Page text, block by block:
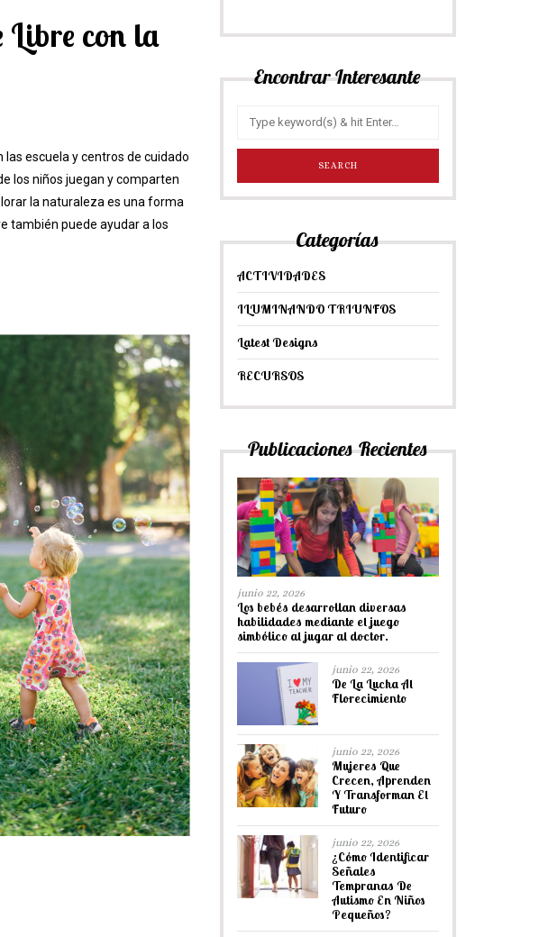
Libre con la
escuela y centros de cuidado
los niños juegan y comparten
la naturaleza es una forma
también puede ayudar a los
Encontrar Interesante
Categorías
ACTIVIDADES
ILUMINANDO TRIUNFOS
Latest Designs
RECURSOS
Publicaciones Recientes
junio 22, 2026
Los bebés desarrollan diversas
habilidades mediante el juego
simbólico al jugar al doctor.
junio 22, 2026
De La Lucha Al
Florecimiento
junio 22, 2026
Mujeres Que
Crecen, Aprenden
Y Transforman El
Futuro
junio 22, 2026
¿Cómo Identificar
Señales
Tempranas De
Autismo En Niños
Pequeños?